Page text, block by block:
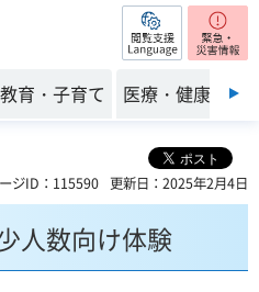
閲覧支援
教育・子育て 医療・健康・福
ジID：115590 更新日：2025年2月4日
人数向け体験